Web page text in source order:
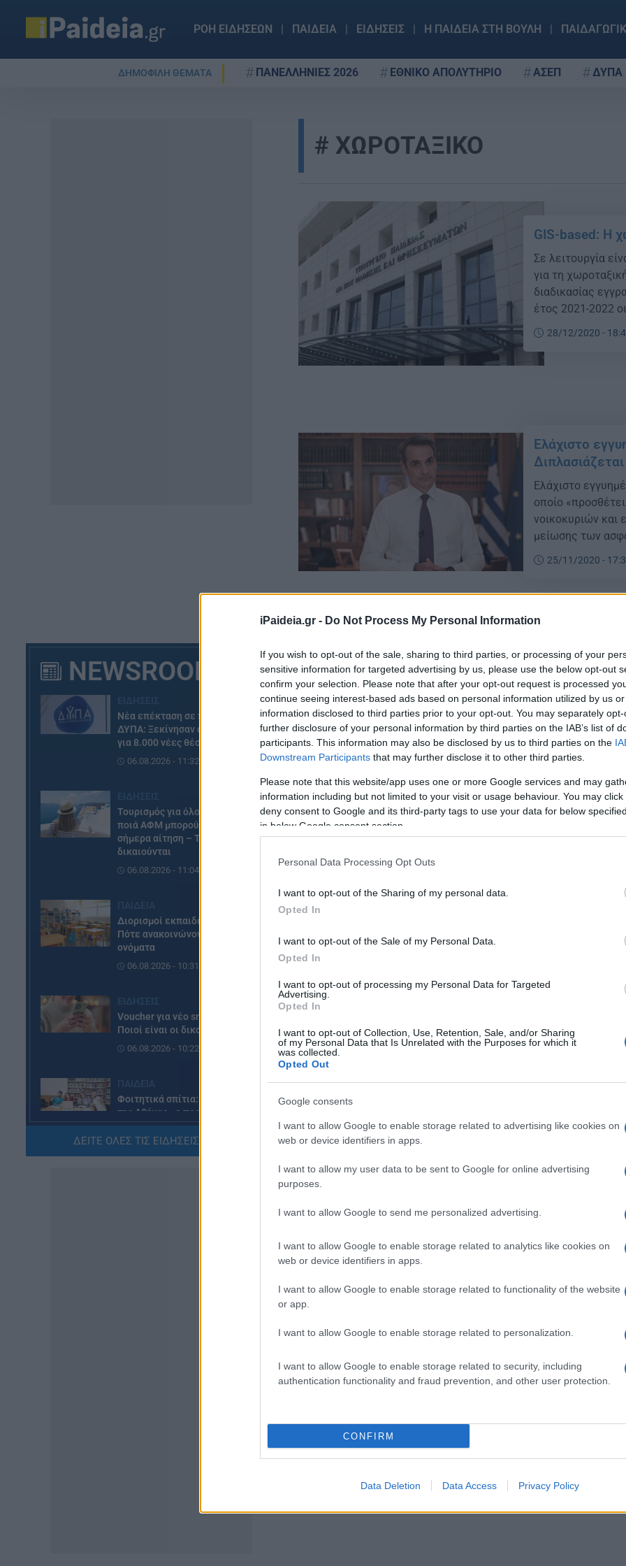
iPaideia.gr - Do Not Process My Personal Information
If you wish to opt-out of the sale, sharing to third parties, or processing of your
sensitive information for targeted advertising by us, please use the below opt-out
confirm your selection. Please note that after your opt-out request is processed
continue seeing interest-based ads based on personal information utilized by us
information disclosed to third parties prior to your opt-out. You may separately
further disclosure of your personal information by third parties on the IAB’s list of
participants. This information may also be disclosed by us to third parties on the
Downstream Participants that may further disclose it to other third parties.
Please note that this website/app uses one or more Google services and may
information including but not limited to your visit or usage behaviour. You may
deny consent to Google and its third-party tags to use your data for below
in below Google consent section.
Personal Data Processing Opt Outs
I want to opt-out of the Sharing of my personal data.
Opted In
I want to opt-out of the Sale of my Personal Data.
Opted In
I want to opt-out of processing my Personal Data for Targeted
Advertising.
Opted In
I want to opt-out of Collection, Use, Retention, Sale, and/or Sharing
of my Personal Data that Is Unrelated with the Purposes for which it
was collected.
Opted Out
Google consents
I want to allow Google to enable storage related to advertising like cookies on
web or device identifiers in apps.
I want to allow my user data to be sent to Google for online advertising
purposes.
I want to allow Google to send me personalized advertising.
I want to allow Google to enable storage related to analytics like cookies on
web or device identifiers in apps.
I want to allow Google to enable storage related to functionality of the website
or app.
I want to allow Google to enable storage related to personalization.
I want to allow Google to enable storage related to security, including
authentication functionality and fraud prevention, and other user protection.
CONFIRM
Data Deletion Data Access Privacy Policy
ΡΟΗ ΕΙΔΗΣΕΩΝ ΠΑΙΔΕΙΑ ΕΙΔΗΣΕΙΣ Η ΠΑΙΔΕΙΑ ΣΤΗ ΒΟΥΛΗ
ΔΗΜΟΦΙΛΗ ΘΕΜΑΤΑ ΠΑΝΕΛΛΗΝΙΕΣ 2026 ΕΘΝΙΚΟ ΑΠΟΛΥΤΗΡΙΟ ΑΣΕΠ ΔΥΠΑ
NEWSROOM
Νέα επέκταση σε πρόγραμμα
ΔΥΠΑ: Ξεκίνησαν οι αιτήσεις
για 8.000 νέες θέσεις εργασίας
06.08.2026 - 11:32
Τουρισμός για όλους: Δείτε
ποιά ΑΦΜ μπορούν να κάνουν
σήμερα αίτηση – Τα ποσά που
δικαιούνται
06.08.2026 - 11:04
Διορισμοί εκπαιδευτικών:
Πότε ανακοινώνονται τα
ονόματα
06.08.2026 - 10:31
Voucher για νέο smartphone –
Ποιοί είναι οι δικαιούχοι
06.08.2026 - 10:22
Φοιτητικά σπίτια: Οι περιοχές
της Αθήνας με προσιτά ενοίκια
– Οι λύσεις που βρίσκουν οι
φοιτητές
06.08.2026 - 09:44
ΔΕΙΤΕ ΟΛΕΣ ΤΙΣ ΕΙΔΗΣΕΙΣ ΕΔΩ »
ΧΩΡΟΤΑΞΙΚΟ
GIS-based: Η
Σε λειτουργία
για τη
διαδικασίας
έτος 2021-2022
δύνανται να
«Χωροταξικό»,
28/12/2020 -
Ελάχιστο
Ελάχιστο
οποίο
νοικοκυριών και
μείωσης των
πρωθυπουργός,
Βουλή, στη
25/11/2020 -
Νομοσχέδιο
οικοδομικές
Κατατίθεται
νομοσχέδιο του
εκσυγχρονισμό
νομοσχέδιο
οικοδομικές
χωροταξικό Να
περιορίζει την
24/11/2020 -
Τι αλλαγές
Ως μία μεγάλη
προστασία της
υπουργός ΠΕΝ
εκσυγχρονισμό
τίθεται σε
01/08/2020 -